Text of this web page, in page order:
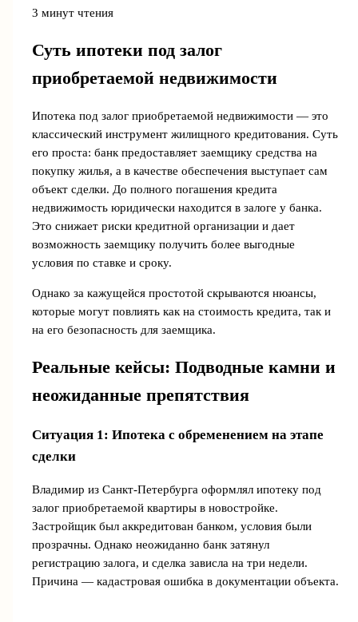
3 минут чтения
Суть ипотеки под залог
приобретаемой недвижимости
Ипотека под залог приобретаемой недвижимости — это
классический инструмент жилищного кредитования. Суть
его проста: банк предоставляет заемщику средства на
покупку жилья, а в качестве обеспечения выступает сам
объект сделки. До полного погашения кредита
недвижимость юридически находится в залоге у банка.
Это снижает риски кредитной организации и дает
возможность заемщику получить более выгодные
условия по ставке и сроку.
Однако за кажущейся простотой скрываются нюансы,
которые могут повлиять как на стоимость кредита, так и
на его безопасность для заемщика.
Реальные кейсы: Подводные камни и
неожиданные препятствия
Ситуация 1: Ипотека с обременением на этапе
сделки
Владимир из Санкт-Петербурга оформлял ипотеку под
залог приобретаемой квартиры в новостройке.
Застройщик был аккредитован банком, условия были
прозрачны. Однако неожиданно банк затянул
регистрацию залога, и сделка зависла на три недели.
Причина — кадастровая ошибка в документации объекта.